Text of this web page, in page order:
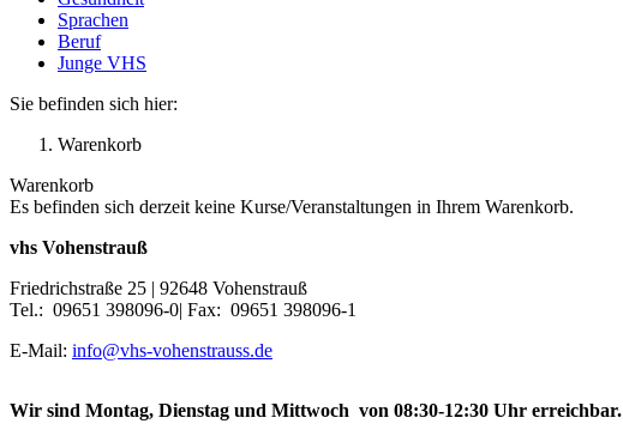
Sprachen
Beruf
Junge VHS
Sie befinden sich hier:
Warenkorb
Warenkorb
Es befinden sich derzeit keine Kurse/Veranstaltungen in Ihrem Warenkorb.
vhs Vohenstrauß
Friedrichstraße 25 | 92648 Vohenstrauß
Tel.: 09651 398096-0| Fax: 09651 398096-1
E-Mail: info@vhs-vohenstrauss.de
Wir sind Montag, Dienstag und Mittwoch von 08:30-12:30 Uhr erreichbar.